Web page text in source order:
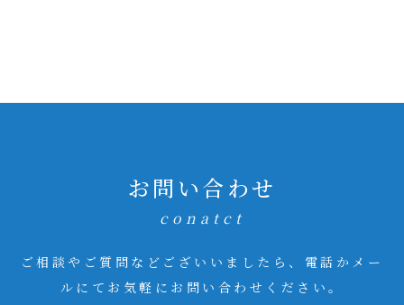
お問い合わせ
conatct
ご相談やご質問などございいましたら、電話かメー
ルにてお気軽にお問い合わせください。